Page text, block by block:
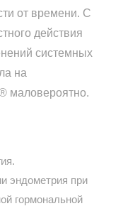
от времени. С
действия
системных
на
маловероятно.
эндометрия при
гормональной